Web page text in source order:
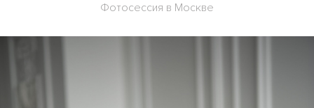
Фотосессия в Москве